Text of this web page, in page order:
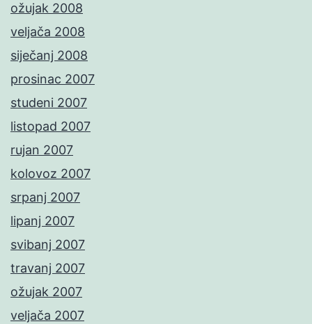
ožujak 2008
veljača 2008
siječanj 2008
prosinac 2007
studeni 2007
listopad 2007
rujan 2007
kolovoz 2007
srpanj 2007
lipanj 2007
svibanj 2007
travanj 2007
ožujak 2007
veljača 2007